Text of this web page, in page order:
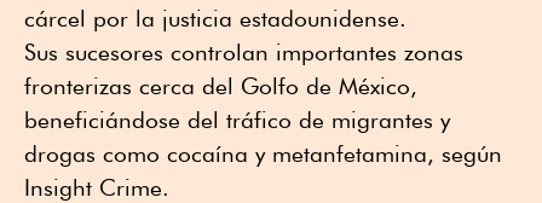
cárcel por la justicia estadounidense.
Sus sucesores controlan importantes zonas
fronterizas cerca del Golfo de México,
beneficiándose del tráfico de migrantes y
drogas como cocaína y metanfetamina, según
Insight Crime.